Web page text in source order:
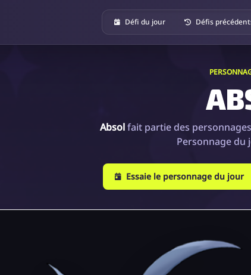
Défi du jour Défis
Absolfait partie des
Personnage du
Essaie le personnage du jour